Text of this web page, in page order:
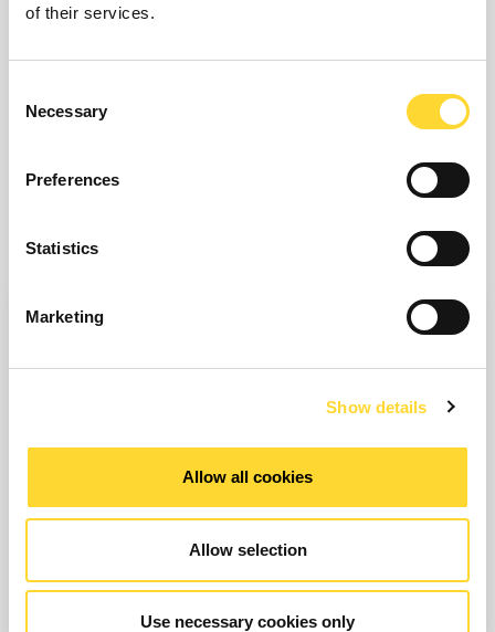
of their services.
Selection
Necessary
Preferences
Statistics
Marketing
Show details
Allow all cookies
Allow selection
Use necessary cookies only
NEXUS - SERVEUR DE
BASE DE DONNÉES
DE TÉLÉMÉTRIE